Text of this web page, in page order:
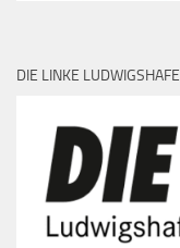
DIE LINKE